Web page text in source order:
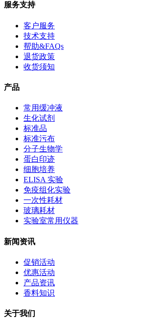
服务支持
客户服务
技术支持
帮助&FAQs
退货政策
收货须知
产品
常用缓冲液
生化试剂
标准品
标准污布
分子生物学
蛋白印迹
细胞培养
ELISA 实验
免疫组化实验
一次性耗材
玻璃耗材
实验室常用仪器
新闻资讯
促销活动
优惠活动
产品资讯
香料知识
关于我们